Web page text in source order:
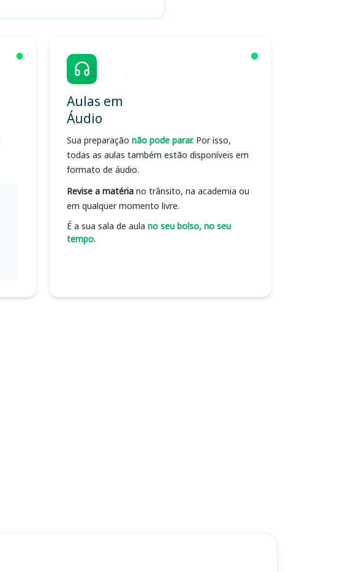
Aulas em
Áudio
Sua preparação não pode parar. Por isso,
todas as aulas também estão disponíveis em
formato de áudio.
Revise a matéria no trânsito, na academia ou
em qualquer momento livre.
É a sua sala de aula no seu bolso, no seu
tempo.